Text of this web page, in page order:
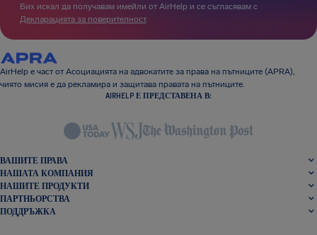
Бих искал да получавам имейли от AirHelp и се съгласявам с
Декларацията за поверителност.
AirHelp е част от Асоциацията на адвокатите за права на пътниците (APRA),
чиято мисия е да рекламира и защитава правата на пътниците.
AIRHELP Е ПРЕДСТАВЕНА В:
ВАШИТЕ ПРАВА
НАШАТА КОМПАНИЯ
НАШИТЕ ПРОДУКТИ
ПАРТНЬОРСТВА
ПОДДРЪЖКА